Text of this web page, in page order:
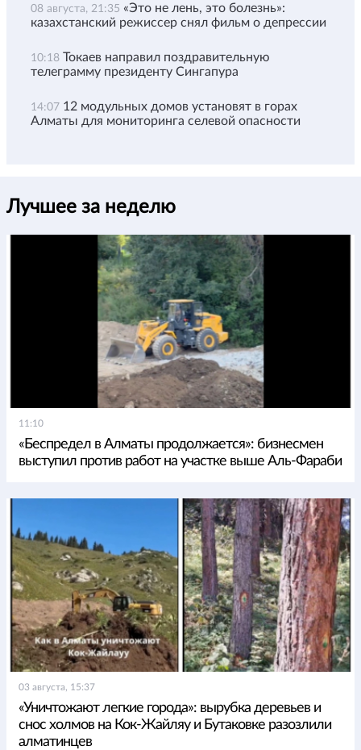
08 августа, 21:35 «Это не лень, это болезнь»:
казахстанский режиссер снял фильм о депрессии
10:18 Токаев направил поздравительную
телеграмму президенту Сингапура
14:07 12 модульных домов установят в горах
Алматы для мониторинга селевой опасности
Лучшее за неделю
11:10
«Беспредел в Алматы продолжается»: бизнесмен
выступил против работ на участке выше Аль-Фараби
03 августа, 15:37
«Уничтожают легкие города»: вырубка деревьев и
снос холмов на Кок-Жайляу и Бутаковке разозлили
алматинцев